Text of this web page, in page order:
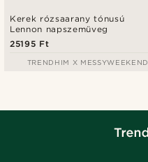
Kerek rózsaarany tónusú
Lennon napszemüveg
25195 Ft
TRENDHIM X MESSYWEEKEND